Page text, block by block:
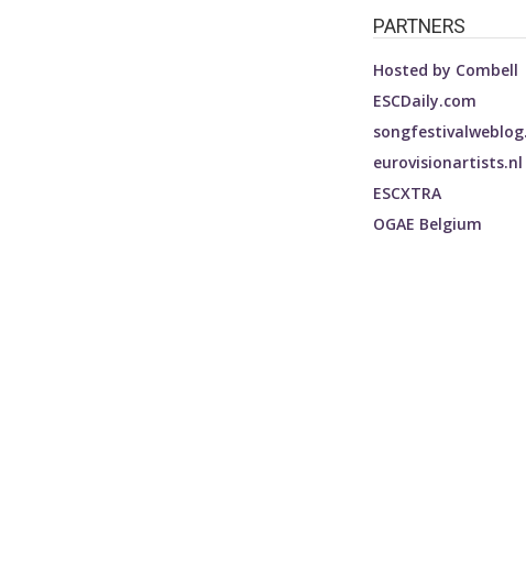
PARTNERS
Hosted by Combell
ESCDaily.com
eurovisionartists.nl
ESCXTRA
OGAE Belgium